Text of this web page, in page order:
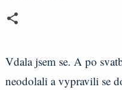
Vdala jsem se. A po
neodolali a vypravili se